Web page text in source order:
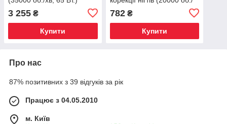
3 255 ₴
Купити
782₴
Купити
Про нас
87% позитивних з 39 відгуків за рік
Працює з 04.05.2010
м. Київ